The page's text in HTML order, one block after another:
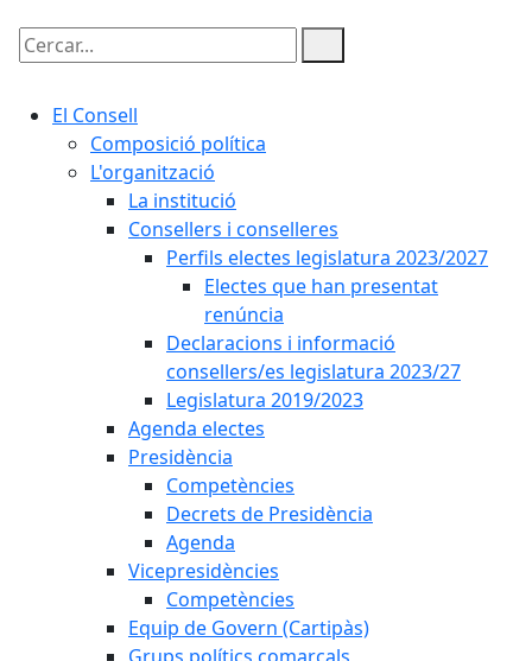
Cercar:
El Consell
Composició política
L'organització
La institució
Consellers i conselleres
Perfils electes legislatura 2023/2027
Electes que han presentat
renúncia
Declaracions i informació
consellers/es legislatura 2023/27
Legislatura 2019/2023
Agenda electes
Presidència
Competències
Decrets de Presidència
Agenda
Vicepresidències
Competències
Equip de Govern (Cartipàs)